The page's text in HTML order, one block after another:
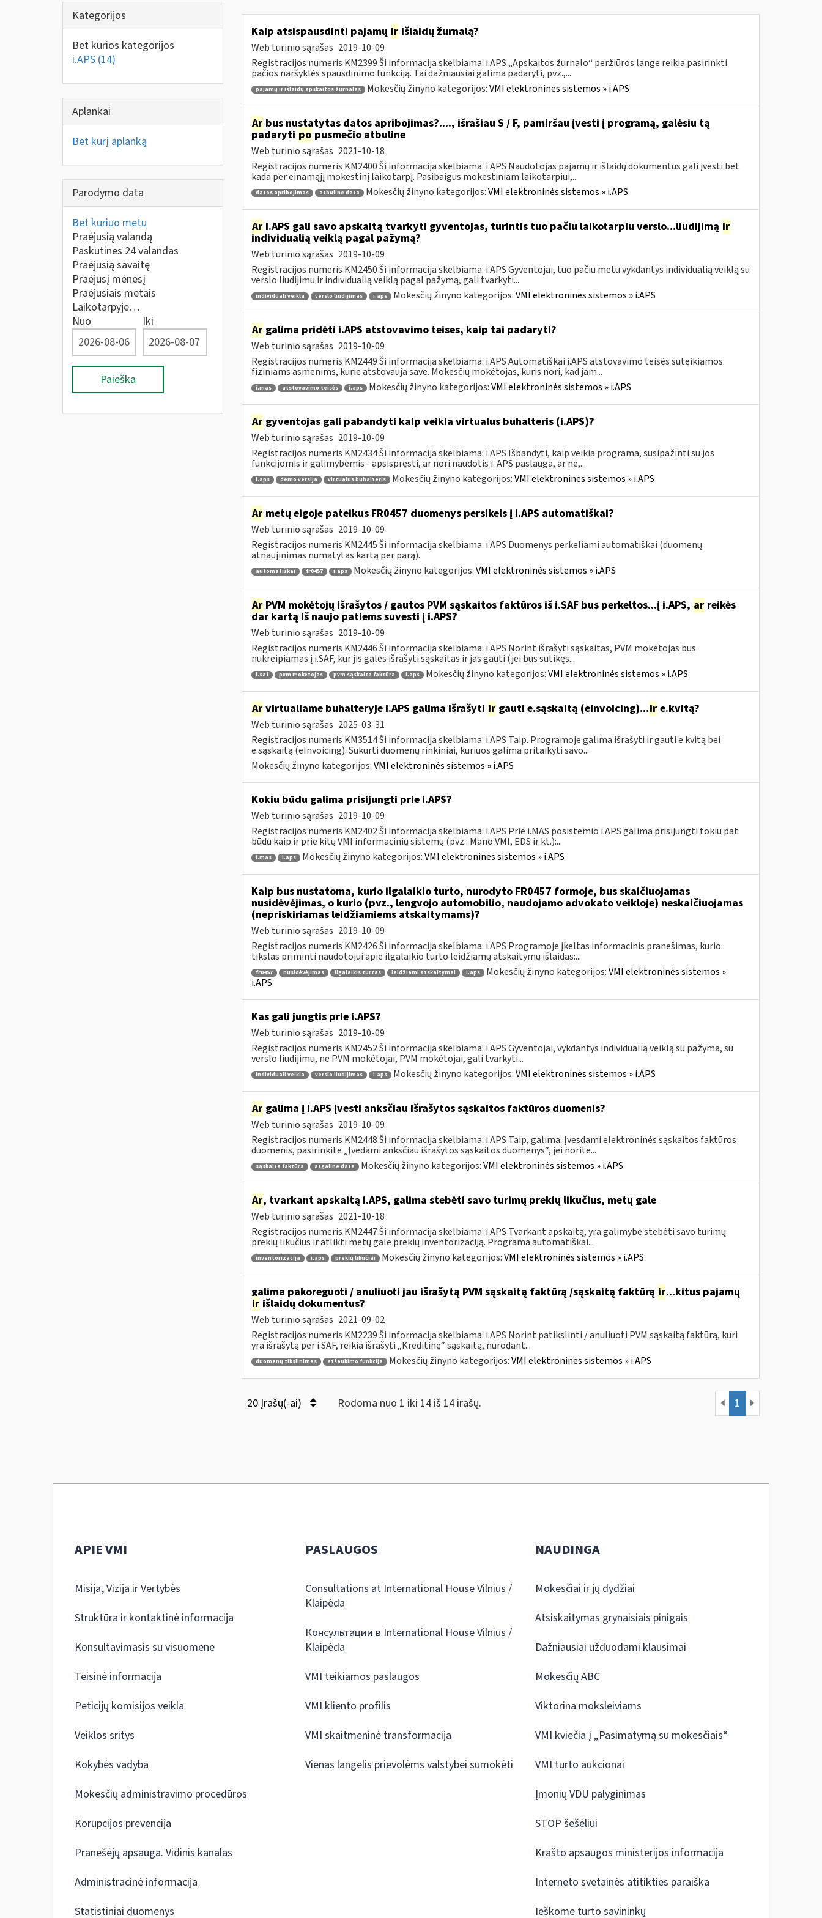
Kategorijos
Bet kurios kategorijos
i.APS (14)
Aplankai
Bet kurį aplanką
Parodymo data
Bet kuriuo metu
Praėjusią valandą
Paskutines 24 valandas
Praėjusią savaitę
Praėjusį mėnesį
Praėjusiais metais
Laikotarpyje…
Nuo
Iki
Paieška
Kaip atsispausdinti pajamų irišlaidų žurnalą?
Web turinio sąrašas 2019-10-09
Registracijos numeris KM2399 Ši informacija skelbiama: i.APS „Apskaitos žurnalo“ peržiūros lange reikia pasirinkti
pačios naršyklės spausdinimo funkciją. Tai dažniausiai galima padaryti, pvz.,...
pajamų ir išlaidų apskaitos žurnalas Mokesčių žinyno kategorijos:VMI elektroninės sistemos » i.APS
Arbus nustatytas datos apribojimas?...., išrašiau S / F, pamiršau įvesti į programą, galėsiu tą
padaryti po pusmečio atbuline
Web turinio sąrašas 2021-10-18
Registracijos numeris KM2400 Ši informacija skelbiama: i.APS Naudotojas pajamų ir išlaidų dokumentus gali įvesti bet
kada per einamąjį mokestinį laikotarpį. Pasibaigus mokestiniam laikotarpiui,...
datos apribojimas atbuline data Mokesčių žinyno kategorijos:VMI elektroninės sistemos » i.APS
Ari.APS gali savo apskaitą tvarkyti gyventojas, turintis tuo pačiu laikotarpiu verslo...liudijimą ir
individualią veiklą pagal pažymą?
Web turinio sąrašas 2019-10-09
Registracijos numeris KM2450 Ši informacija skelbiama: i.APS Gyventojai, tuo pačiu metu vykdantys individualią veiklą su
verslo liudijimu ir individualią veiklą pagal pažymą, gali tvarkyti...
individuali veikla verslo liudijimas i.aps Mokesčių žinyno kategorijos:VMI elektroninės sistemos » i.APS
Argalima pridėti i.APS atstovavimo teises, kaip tai padaryti?
Web turinio sąrašas 2019-10-09
Registracijos numeris KM2449 Ši informacija skelbiama: i.APS Automatiškai i.APS atstovavimo teisės suteikiamos
fiziniams asmenims, kurie atstovauja save. Mokesčių mokėtojas, kuris nori, kad jam...
i.mas atstovavimo teisės i.aps Mokesčių žinyno kategorijos:VMI elektroninės sistemos » i.APS
Argyventojas gali pabandyti kaip veikia virtualus buhalteris (i.APS)?
Web turinio sąrašas 2019-10-09
Registracijos numeris KM2434 Ši informacija skelbiama: i.APS Išbandyti, kaip veikia programa, susipažinti su jos
funkcijomis ir galimybėmis - apsispręsti, ar nori naudotis i. APS paslauga, ar ne,...
i.aps demo versija virtualus buhalteris Mokesčių žinyno kategorijos:VMI elektroninės sistemos » i.APS
Armetų eigoje pateikus FR0457 duomenys persikels į i.APS automatiškai?
Web turinio sąrašas 2019-10-09
Registracijos numeris KM2445 Ši informacija skelbiama: i.APS Duomenys perkeliami automatiškai (duomenų
atnaujinimas numatytas kartą per parą).
automatiškai fr0457 i.aps Mokesčių žinyno kategorijos:VMI elektroninės sistemos » i.APS
ArPVM mokėtojų išrašytos / gautos PVM sąskaitos faktūros iš i.SAF bus perkeltos...į i.APS, arreikės
dar kartą iš naujo patiems suvesti į i.APS?
Web turinio sąrašas 2019-10-09
Registracijos numeris KM2446 Ši informacija skelbiama: i.APS Norint išrašyti sąskaitas, PVM mokėtojas bus
nukreipiamas į i.SAF, kur jis galės išrašyti sąskaitas ir jas gauti (jei bus sutikęs...
i.saf pvm mokėtojas pvm sąskaita faktūra i.aps Mokesčių žinyno kategorijos:VMI elektroninės sistemos » i.APS
Arvirtualiame buhalteryje i.APS galima išrašyti irgauti e.sąskaitą (eInvoicing)...ire.kvitą?
Web turinio sąrašas 2025-03-31
Registracijos numeris KM3514 Ši informacija skelbiama: i.APS Taip. Programoje galima išrašyti ir gauti e.kvitą bei
e.sąskaitą (eInvoicing). Sukurti duomenų rinkiniai, kuriuos galima pritaikyti savo...
Mokesčių žinyno kategorijos:VMI elektroninės sistemos » i.APS
Kokiu būdu galima prisijungti prie i.APS?
Web turinio sąrašas 2019-10-09
Registracijos numeris KM2402 Ši informacija skelbiama: i.APS Prie i.MAS posistemio i.APS galima prisijungti tokiu pat
būdu kaip ir prie kitų VMI informacinių sistemų (pvz.: Mano VMI, EDS ir kt.):...
i.mas i.aps Mokesčių žinyno kategorijos:VMI elektroninės sistemos » i.APS
Kaip bus nustatoma, kurio ilgalaikio turto, nurodyto FR0457 formoje, bus skaičiuojamas
nusidėvėjimas, o kurio (pvz., lengvojo automobilio, naudojamo advokato veikloje) neskaičiuojamas
(nepriskiriamas leidžiamiems atskaitymams)?
Web turinio sąrašas 2019-10-09
Registracijos numeris KM2426 Ši informacija skelbiama: i.APS Programoje įkeltas informacinis pranešimas, kurio
tikslas priminti naudotojui apie ilgalaikio turto leidžiamų atskaitymų išlaidas:...
fr0457 nusidėvėjimas ilgalaikis turtas leidžiami atskaitymai i.aps Mokesčių žinyno kategorijos:VMI elektroninės sistemos »
i.APS
Kas gali jungtis prie i.APS?
Web turinio sąrašas 2019-10-09
Registracijos numeris KM2452 Ši informacija skelbiama: i.APS Gyventojai, vykdantys individualią veiklą su pažyma, su
verslo liudijimu, ne PVM mokėtojai, PVM mokėtojai, gali tvarkyti...
individuali veikla verslo liudijimas i.aps Mokesčių žinyno kategorijos:VMI elektroninės sistemos » i.APS
Argalima į i.APS įvesti anksčiau išrašytos sąskaitos faktūros duomenis?
Web turinio sąrašas 2019-10-09
Registracijos numeris KM2448 Ši informacija skelbiama: i.APS Taip, galima. Įvesdami elektroninės sąskaitos faktūros
duomenis, pasirinkite „Įvedami anksčiau išrašytos sąskaitos duomenys“, jei norite...
sąskaita faktūra atgaline data Mokesčių žinyno kategorijos:VMI elektroninės sistemos » i.APS
Ar, tvarkant apskaitą i.APS, galima stebėti savo turimų prekių likučius, metų gale
Web turinio sąrašas 2021-10-18
Registracijos numeris KM2447 Ši informacija skelbiama: i.APS Tvarkant apskaitą, yra galimybė stebėti savo turimų
prekių likučius ir atlikti metų gale prekių inventorizaciją. Programa automatiškai...
inventorizacija i.aps prekių likučiai Mokesčių žinyno kategorijos:VMI elektroninės sistemos » i.APS
galima pakoreguoti / anuliuoti jau išrašytą PVM sąskaitą faktūrą /sąskaitą faktūrą ir...kitus pajamų
irišlaidų dokumentus?
Web turinio sąrašas 2021-09-02
Registracijos numeris KM2239 Ši informacija skelbiama: i.APS Norint patikslinti / anuliuoti PVM sąskaitą faktūrą, kuri
yra išrašytą per i.SAF, reikia išrašyti „Kreditinę“ sąskaitą, nurodant...
duomenų tikslinimas atšaukimo funkcija Mokesčių žinyno kategorijos:VMI elektroninės sistemos » i.APS
20 Įrašų(-ai) Rodoma nuo 1 iki 14 iš 14 irašų. 1
APIE VMI
Misija, Vizija ir Vertybės
Struktūra ir kontaktinė informacija
Konsultavimasis su visuomene
Teisinė informacija
Peticijų komisijos veikla
Veiklos sritys
Kokybės vadyba
Mokesčių administravimo procedūros
Korupcijos prevencija
Pranešėjų apsauga. Vidinis kanalas
Administracinė informacija
Statistiniai duomenys
PASLAUGOS
Consultations at International House Vilnius /
Klaipėda
Консультации в International House Vilnius /
Klaipėda
VMI teikiamos paslaugos
VMI kliento profilis
VMI skaitmeninė transformacija
Vienas langelis prievolėms valstybei sumokėti
NAUDINGA
Mokesčiai ir jų dydžiai
Atsiskaitymas grynaisiais pinigais
Dažniausiai užduodami klausimai
Mokesčių ABC
Viktorina moksleiviams
VMI kviečia į „Pasimatymą su mokesčiais“
VMI turto aukcionai
Įmonių VDU palyginimas
STOP šešėliui
Krašto apsaugos ministerijos informacija
Interneto svetainės atitikties paraiška
Ieškome turto savininkų